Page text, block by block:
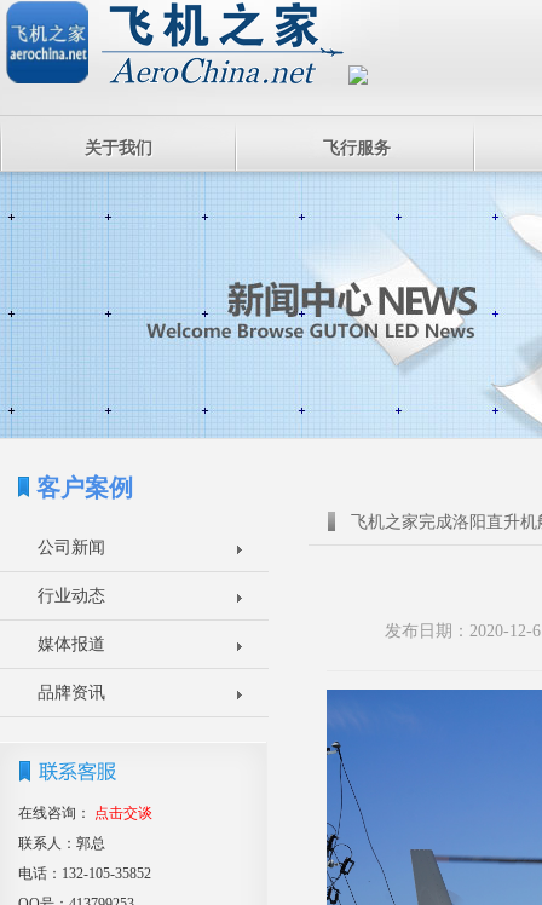
关于我们 飞行服务
客户案例
公司新闻
行业动态
媒体报道
品牌资讯
在线咨询：
点击交谈
联系人：郭总
电话：132-105-35852
飞机之家完成洛阳直升机
发布日期：2020-